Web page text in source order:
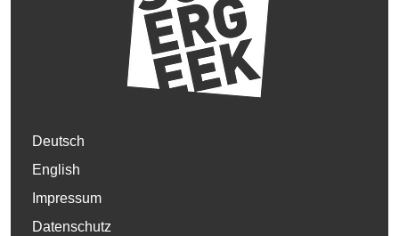
Deutsch
English
Impressum
Datenschutz